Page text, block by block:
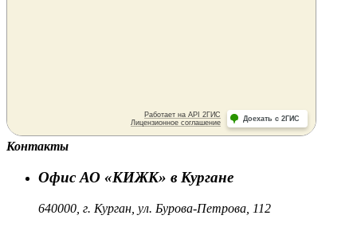
Контакты
Офис АО «КИЖК» в Кургане
640000, г. Курган, ул. Бурова-Петрова, 112